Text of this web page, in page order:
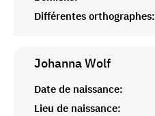
Différentes orthographes:
JohannaWolf
Date de naissance:
Lieu de naissance: